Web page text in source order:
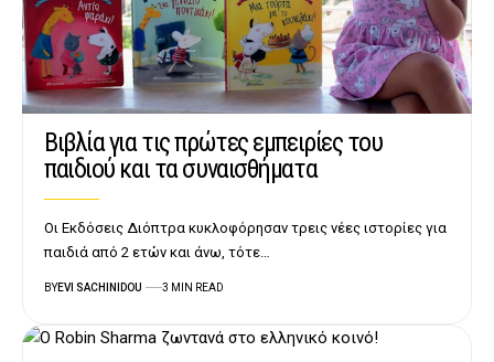
Βιβλία για τις πρώτες εμπειρίες του
παιδιού και τα συναισθήματα
Οι Εκδόσεις Διόπτρα κυκλοφόρησαν τρεις νέες ιστορίες για
παιδιά από 2 ετών και άνω, τότε…
BYEVI SACHINIDOU 3 MIN READ